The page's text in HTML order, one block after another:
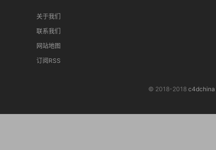
关于我们
联系我们
网站地图
订阅RSS
© 2018-2018 c4dchina